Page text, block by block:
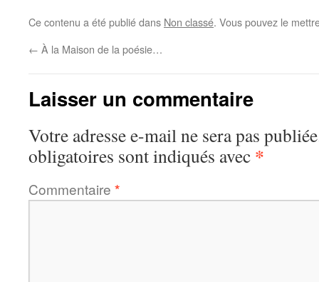
Ce contenu a été publié dans Non classé. Vous pouvez le
← À la Maison de la poésie…
Laisser un commentaire
Votre adresse e-mail ne sera pas
obligatoires sont indiqués avec *
Commentaire *